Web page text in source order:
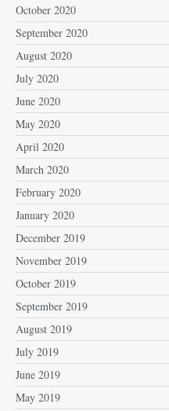
October 2020
September 2020
August 2020
July 2020
June 2020
May 2020
April 2020
March 2020
February 2020
January 2020
December 2019
November 2019
October 2019
September 2019
August 2019
July 2019
June 2019
May 2019